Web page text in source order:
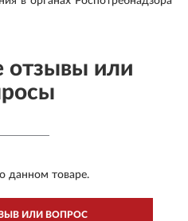
отзывы или
данном товаре.
ИЛИ ВОПРОС